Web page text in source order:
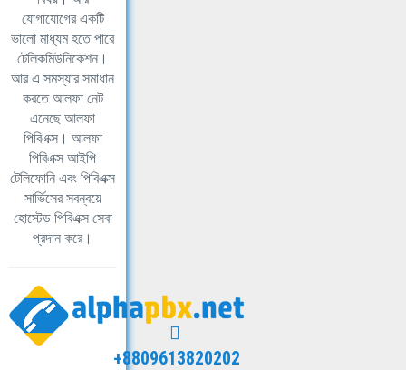
যোগাযোগের একটি
ভালো মাধ্যম হতে পারে
টেলিকমিউনিকেশন।
আর এ সমস্যার সমাধান
করতে আলফা নেট
এনেছে আলফা
পিবিএক্স। আলফা
পিবিএক্স আইপি
টেলিফোনি এবং পিবিএক্স
সার্ভিসের সবন্বয়ে
হোস্টেড পিবিএক্স সেবা
প্রদান করে।
+8809613820202